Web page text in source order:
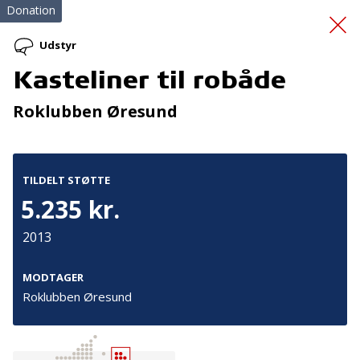
Kunstkælderen
Donation
Udstyr
Kasteliner til robåde
Roklubben Øresund
TILDELT STØTTE
5.235 kr.
2013
MODTAGER
Roklubben Øresund
Tilmeld nyhedsbrev
De seneste nyheder om TrygFondens og TryghedsGruppens
aktiviteter direkte i din indbakke.
Tilmeld